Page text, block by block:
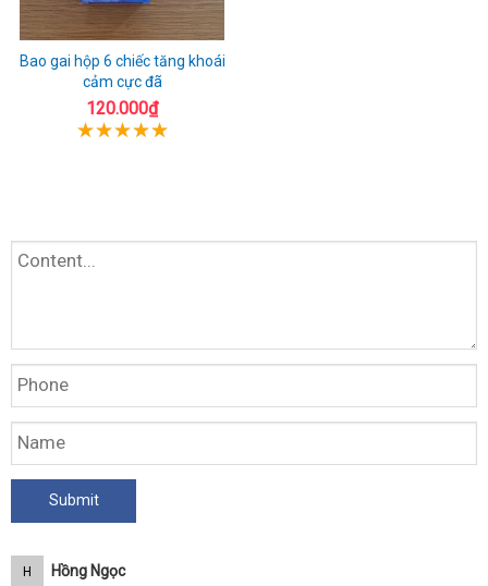
Bao gai hộp 6 chiếc tăng khoái
cảm cực đã
120.000₫
H Hồng Ngọc